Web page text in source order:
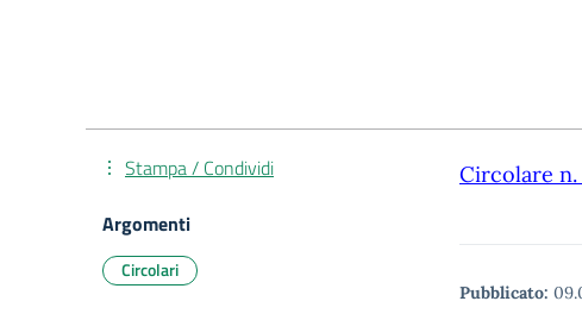
Circolare n.
Pubblicato:
Stampa / Condividi
Argomenti
Circolari